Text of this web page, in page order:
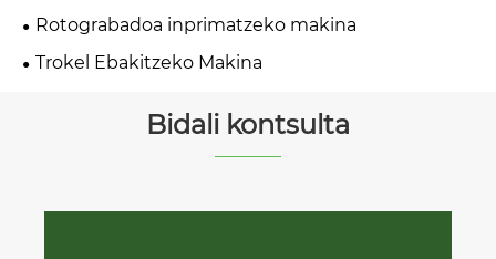
Rotograbadoa inprimatzeko makina
Trokel Ebakitzeko Makina
Bidali kontsulta